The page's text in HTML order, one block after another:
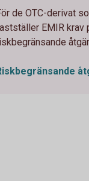
de OTC-derivat
EMIR krav